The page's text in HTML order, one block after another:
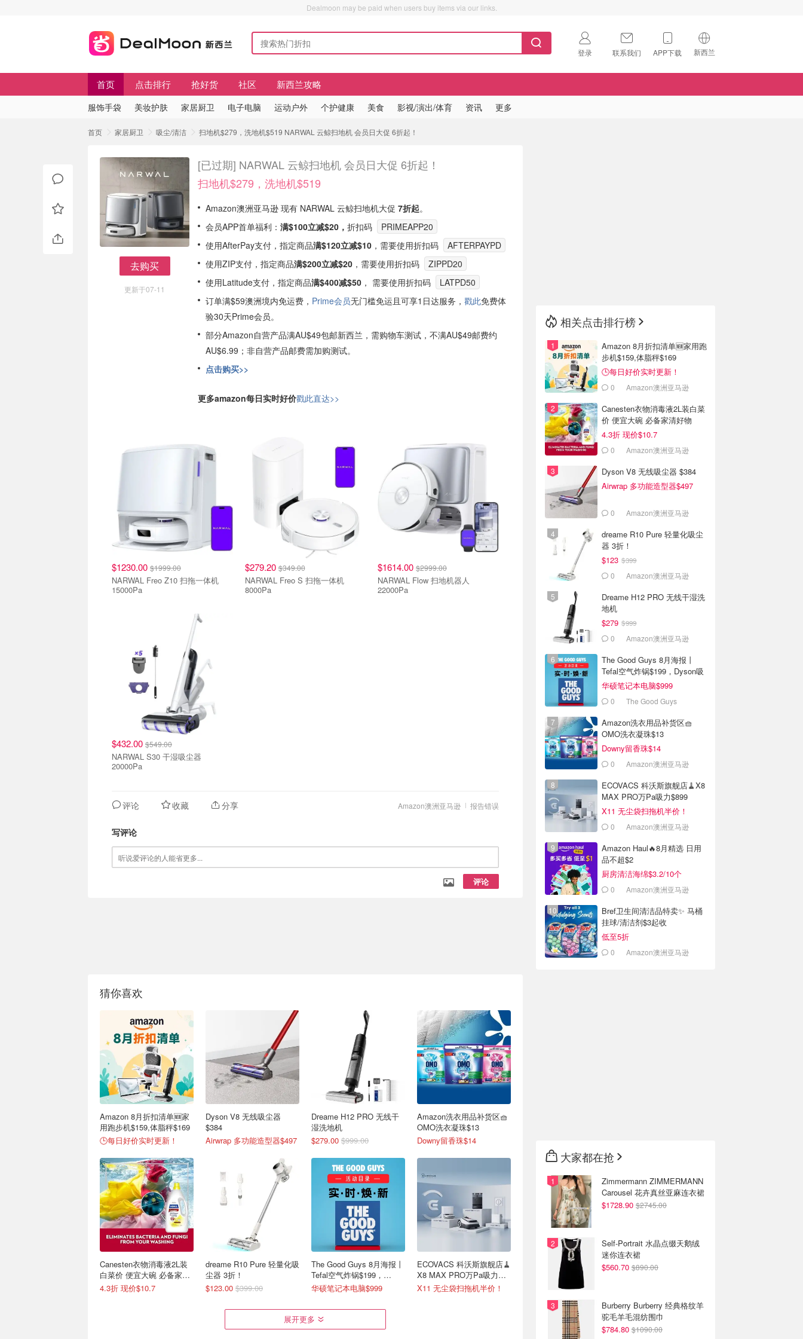
Dealmoon may be paid when users buy items via our links.
登录 联系我们 APP下载 新西兰
🇺🇸
首页 点击排行 抢好货 社区 新西兰攻略
服饰手袋 美妆护肤 家居厨卫 电子电脑 运动户外 个护健康 美食 影视/演出/体育 资讯 更多
首页 家居厨卫 吸尘/清洁 扫地机$279，洗地机$519 NARWAL 云鲸扫地机 会员日大促 6折起！
去购买
更新于07-11
[已过期] NARWAL 云鲸扫地机 会员日大促 6折起！
扫地机$279，洗地机$519
Amazon澳洲亚马逊 现有 NARWAL 云鲸扫地机大促 7折起。
会员APP首单福利： 满$100立减$20， 折扣码
PRIMEAPP20
使用AfterPay支付，指定商品满$120立减$10 ，需要使用折扣码
AFTERPAYPD
使用ZIP支付，指定商品满$200立减$20 ，需要使用折扣码
ZIPPD20
使用Latitude支付，指定商品满$400减$50 ， 需要使用折扣码
LATPD50
订单满$59澳洲境内免运费， Prime会员无门槛免运且可享1日达服务， 戳此免费体
验30天Prime会员。
部分Amazon自营产品满AU$49包邮新西兰，需购物车测试，不满AU$49邮费约
AU$6.99；非自营产品邮费需加购测试。
点击购买>>
更多amazon每日实时好价戳此直达>>
$1230.00 $1999.00
NARWAL Freo Z10 扫拖一体机
15000Pa
$279.20$349.00
NARWAL Freo S 扫拖一体机
8000Pa
$1614.00 $2999.00
NARWAL Flow 扫地机器人
22000Pa
$432.00 $549.00
NARWAL S30 干湿吸尘器
20000Pa
报告错误
Amazon澳洲亚马逊
评论 收藏 分享
写评论
评论
猜你喜欢
Amazon 8月折扣清单🆕家
用跑步机$159,体脂秤$169
🕒每日好价实时更新！
Canesten衣物消毒液2L装
白菜价 便宜大碗 必备家清
好物
4.3折 现价$10.7
Dyson V8 无线吸尘器
$384
Airwrap 多功能造型器$497
dreame R10 Pure 轻量化吸
尘器 3折！
$123.00 $399.00
Dreame H12 PRO 无线干
湿洗地机
$279.00 $999.00
The Good Guys 8月海报丨
Tefal空气炸锅$199，
Dyson吸尘器$364
华硕笔记本电脑$999
Amazon洗衣用品补货区🧺
OMO洗衣凝珠$13
Downy留香珠$14
ECOVACS 科沃斯旗舰店🧹
X8 MAX PRO万Pa吸力
$899
X11 无尘袋扫拖机半价！
展开更多
相关点击排行榜
Amazon 8月折扣清单🆕家用跑
步机$159,体脂秤$169
🕒每日好价实时更新！
0 Amazon澳洲亚马逊
Canesten衣物消毒液2L装白菜
价 便宜大碗 必备家清好物
4.3折 现价$10.7
0 Amazon澳洲亚马逊
Dyson V8 无线吸尘器 $384
Airwrap 多功能造型器$497
0 Amazon澳洲亚马逊
dreame R10 Pure 轻量化吸尘
器 3折！
$123 $399
0 Amazon澳洲亚马逊
Dreame H12 PRO 无线干湿洗
地机
$279 $999
0 Amazon澳洲亚马逊
The Good Guys 8月海报丨
Tefal空气炸锅$199，Dyson吸
尘器$364
华硕笔记本电脑$999
0 The Good Guys
Amazon洗衣用品补货区🧺
OMO洗衣凝珠$13
Downy留香珠$14
0 Amazon澳洲亚马逊
ECOVACS 科沃斯旗舰店🧹X8
MAX PRO万Pa吸力$899
X11 无尘袋扫拖机半价！
0 Amazon澳洲亚马逊
Amazon Haul🔥8月精选 日用
品不超$2
厨房清洁海绵$3.2/10个
0 Amazon澳洲亚马逊
Bref卫生间清洁品特卖✨ 马桶
挂球/清洁剂$3起收
低至5折
0 Amazon澳洲亚马逊
大家都在抢
Zimmermann ZIMMERMANN
Carousel 花卉真丝亚麻连衣裙
$1728.90 $2745.00
Self-Portrait 水晶点缀天鹅绒
迷你连衣裙
$560.70 $890.00
Burberry Burberry 经典格纹羊
驼毛羊毛混纺围巾
$784.80 $1090.00